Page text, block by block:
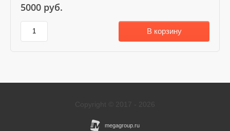
5000 руб.
В корзину
Copyright © 2017 - 2026